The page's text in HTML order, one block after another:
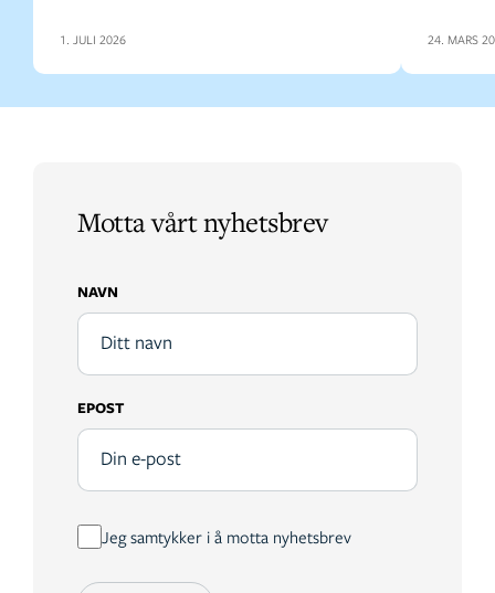
1. JULI 2026 24. MARS
Motta vårt nyhetsbrev
NAVN
EPOST
Jeg samtykker i å motta nyhetsbrev